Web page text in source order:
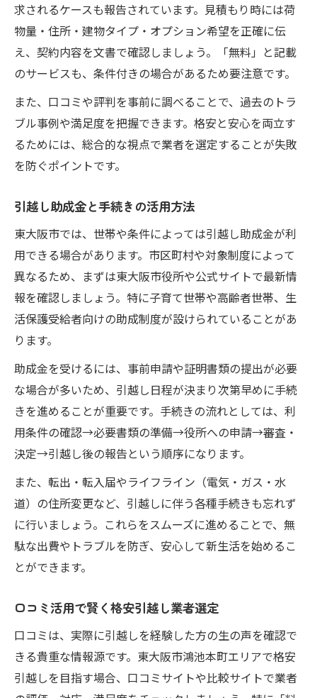
求されるケースも報告されています。見積もり時には荷
物量・住所・建物タイプ・オプション希望を正確に伝
え、契約内容を文書で確認しましょう。「無料」と記載
のサービスも、条件付きの場合があるため要注意です。
また、口コミや評判を事前に調べることで、過去のトラ
ブル事例や満足度を把握できます。格安と安心を両立す
るためには、総合的な視点で業者を選定することが失敗
を防ぐポイントです。
引越し助成金と手続きの活用方法
東大阪市では、世帯や条件によっては引越し助成金が利
用できる場合があります。市区町村や対象制度によって
異なるため、まずは東大阪市役所や公式サイトで最新情
報を確認しましょう。特に子育て世帯や高齢者世帯、生
活保護受給者向けの助成制度が設けられていることがあ
ります。
助成金を受けるには、事前申請や証明書類の提出が必要
な場合が多いため、引越し日程が決まり次第早めに手続
きを進めることが重要です。手続きの流れとしては、利
用条件の確認→必要書類の準備→役所への申請→審査・
決定→引越し後の報告という順序になります。
また、転出・転入届やライフライン（電気・ガス・水
道）の住所変更など、引越しに伴う各種手続きも忘れず
に行いましょう。これらをスムーズに進めることで、無
駄な出費やトラブルを防ぎ、安心して新生活を始めるこ
とができます。
口コミ活用で賢く格安引越し業者選定
口コミは、実際に引越しを経験した方の生の声を確認で
きる貴重な情報源です。東大阪市鴻池本町エリアで格安
引越しを目指す場合、口コミサイトや比較サイトで業者